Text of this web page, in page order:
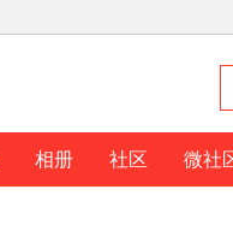
相册 社区 微社